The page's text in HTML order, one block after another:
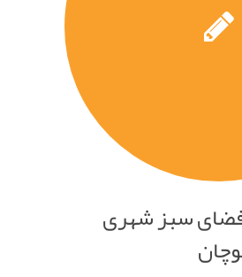
سبز شهری